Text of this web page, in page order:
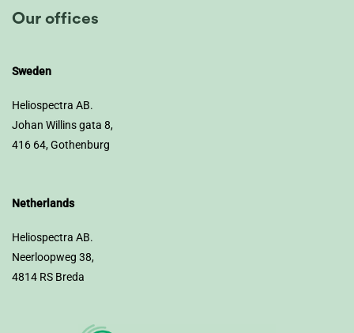
Our offices
Sweden
Heliospectra AB.
Johan Willins gata 8,
416 64, Gothenburg
Netherlands
Heliospectra AB.
Neerloopweg 38,
4814 RS Breda